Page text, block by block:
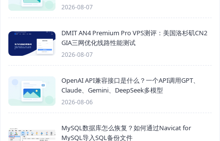
2026-08-07
DMIT AN4 Premium Pro VPS测评：美国洛杉矶CN2
GIA三网优化线路性能测试
2026-08-07
OpenAI API兼容接口是什么？一个API调用GPT、
Claude、Gemini、DeepSeek多模型
2026-08-06
MySQL数据库怎么恢复？如何通过Navicat for
MySQL导入SQL备份文件